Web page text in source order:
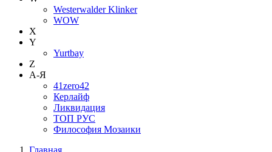
Westerwalder Klinker
WOW
X
Y
Yurtbay
Z
А-Я
41zero42
Керлайф
Ликвидация
ТОП РУС
Философия Мозаики
Главная